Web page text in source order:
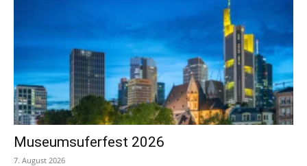
Museumsuferfest 2026
7. August 2026